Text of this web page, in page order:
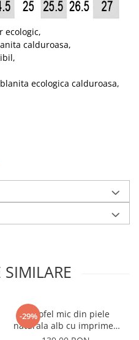
ecologic,
calduroasa,
ecologica calduroasa,
SIMILARE
-29%
Portofel mic din piele
naturala alb cu imprimeu
B-8912 07